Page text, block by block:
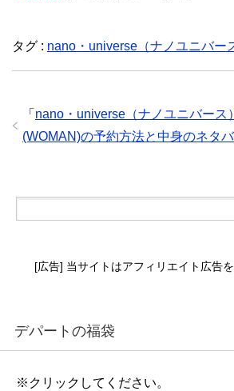
タグ : nano・universe（ナノユニバー
「 nano・universe（ナノユニバース
(WOMAN)の予約方法と中身のネタ
[広告] 当サイトはアフィリエイト広告を
デパートの福袋
※クリックしてください。